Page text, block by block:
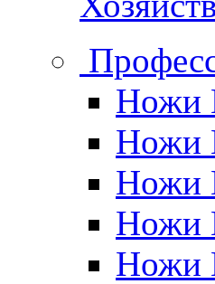
Ножи
Ножи
Ножи
Ножи
Ножи